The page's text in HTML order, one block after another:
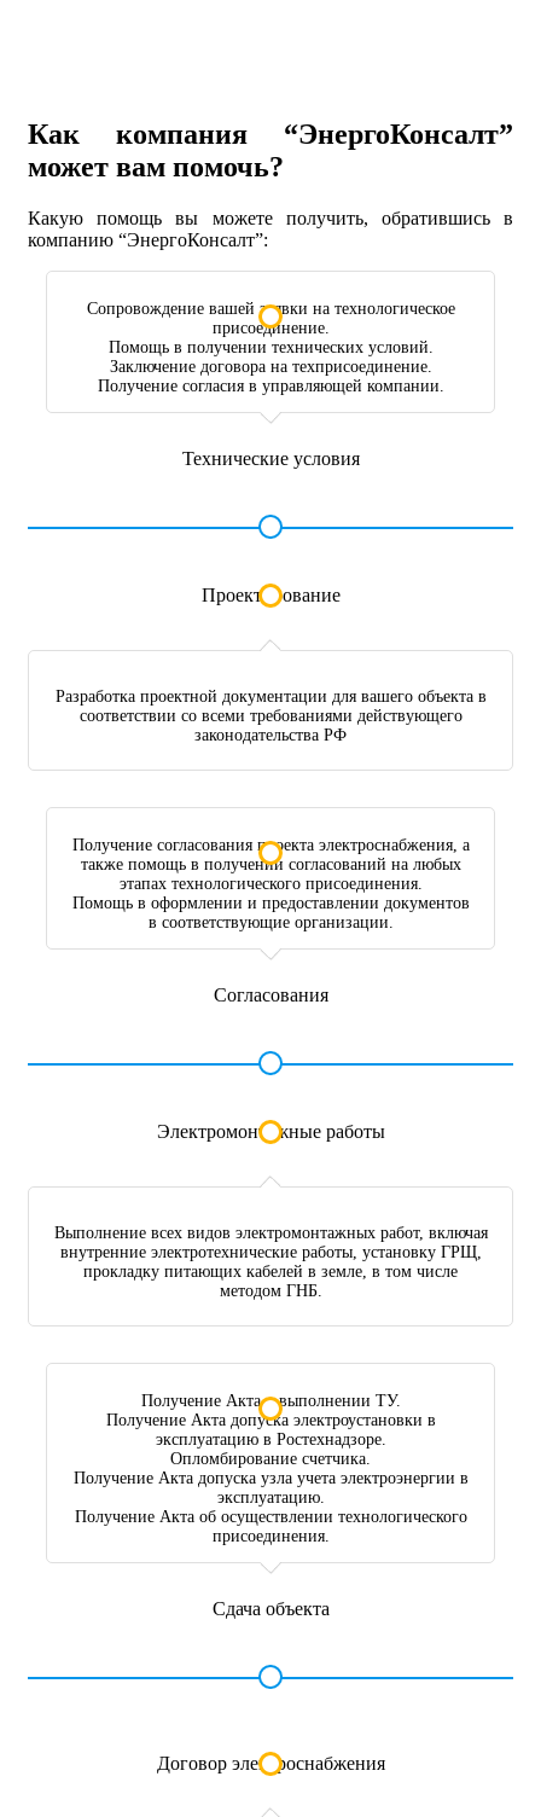
Как компания “ЭнергоКонсалт”
может вам помочь?
Какую помощь вы можете получить, обратившись в
компанию “ЭнергоКонсалт”:
Сопровождение вашей заявки на технологическое
присоединение.
Помощь в получении технических условий.
Заключение договора на техприсоединение.
Получение согласия в управляющей компании.
Технические условия
Проектирование
Разработка проектной документации для вашего объекта в
соответствии со всеми требованиями действующего
законодательства РФ
Получение согласования проекта электроснабжения, а
также помощь в получении согласований на любых
этапах технологического присоединения.
Помощь в оформлении и предоставлении документов
в соответствующие организации.
Согласования
Электромонтажные работы
Выполнение всех видов электромонтажных работ, включая
внутренние электротехнические работы, установку ГРЩ,
прокладку питающих кабелей в земле, в том числе
методом ГНБ.
Получение Акта о выполнении ТУ.
Получение Акта допуска электроустановки в
эксплуатацию в Ростехнадзоре.
Опломбирование счетчика.
Получение Акта допуска узла учета электроэнергии в
эксплуатацию.
Получение Акта об осуществлении технологического
присоединения.
Сдача объекта
Договор электроснабжения